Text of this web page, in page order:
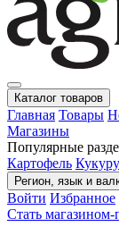
Каталог товаров
Главная Товары
Магазины
Популярные
Картофель
Регион, язык и
Войти Избранное
Стать магазином-